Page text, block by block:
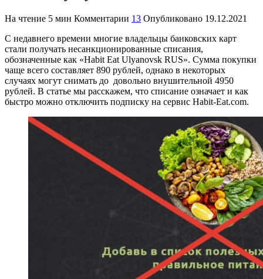
На чтение 5 мин Комментарии 13 Опубликовано 19.12.2021
С недавнего времени многие владельцы банковских карт
стали получать несанкционированные списания,
обозначенные как «Habit Eat Ulyanovsk RUS». Сумма покупки
чаще всего составляет 890 рублей, однако в некоторых
случаях могут снимать до довольно внушительной 4950
рублей. В статье мы расскажем, что списание означает и как
быстро можно отключить подписку на сервис Habit-Eat.com.